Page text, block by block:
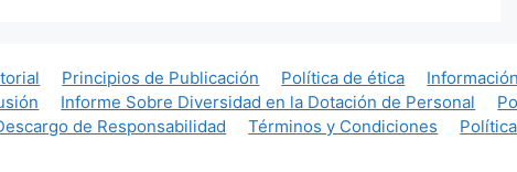
Principios de Publicación Política de ética
Informe Sobre Diversidad en la Dotación de Personal
de Responsabilidad Términos y Condiciones